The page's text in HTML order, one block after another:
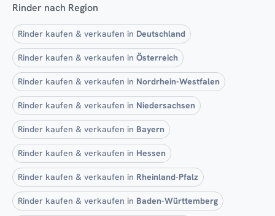
Rinder nach Region
Rinder kaufen & verkaufen in Deutschland
Rinder kaufen & verkaufen in Österreich
Rinder kaufen & verkaufen in Nordrhein-Westfalen
Rinder kaufen & verkaufen in Niedersachsen
Rinder kaufen & verkaufen in Bayern
Rinder kaufen & verkaufen in Hessen
Rinder kaufen & verkaufen in Rheinland-Pfalz
Rinder kaufen & verkaufen in Baden-Württemberg